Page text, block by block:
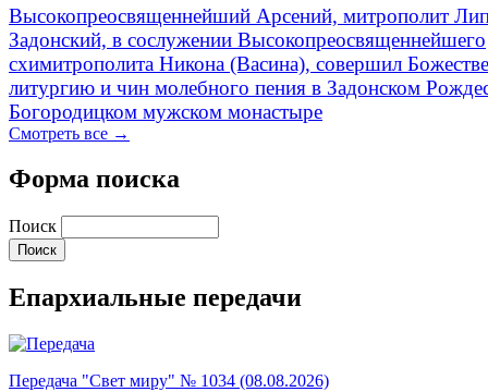
Высокопреосвященнейший Арсений, митрополит
Задонский, в сослужении Высокопреосвященнейшего
схимитрополита Никона (Васина), совершил
литургию и чин молебного пения в Задонском
Богородицком мужском монастыре
Смотреть все →
Форма поиска
Поиск
Епархиальные передачи
Передача "Свет миру" № 1034 (08.08.2026)